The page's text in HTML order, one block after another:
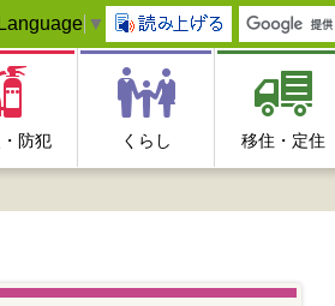
▼
防犯 くらし 移住・定住